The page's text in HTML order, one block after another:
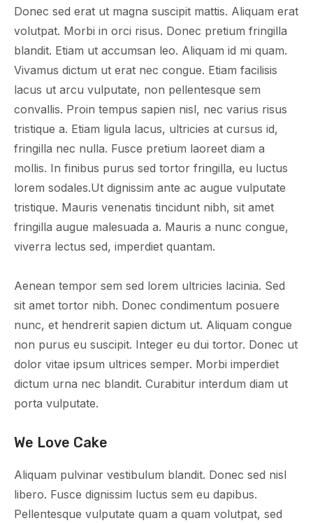
Donec sed erat ut magna suscipit mattis. Aliquam erat
volutpat. Morbi in orci risus. Donec pretium fringilla
blandit. Etiam ut accumsan leo. Aliquam id mi quam.
Vivamus dictum ut erat nec congue. Etiam facilisis
lacus ut arcu vulputate, non pellentesque sem
convallis. Proin tempus sapien nisl, nec varius risus
tristique a. Etiam ligula lacus, ultricies at cursus id,
fringilla nec nulla. Fusce pretium laoreet diam a
mollis. In finibus purus sed tortor fringilla, eu luctus
lorem sodales.Ut dignissim ante ac augue vulputate
tristique. Mauris venenatis tincidunt nibh, sit amet
fringilla augue malesuada a. Mauris a nunc congue,
viverra lectus sed, imperdiet quantam.
Aenean tempor sem sed lorem ultricies lacinia. Sed
sit amet tortor nibh. Donec condimentum posuere
nunc, et hendrerit sapien dictum ut. Aliquam congue
non purus eu suscipit. Integer eu dui tortor. Donec ut
dolor vitae ipsum ultrices semper. Morbi imperdiet
dictum urna nec blandit. Curabitur interdum diam ut
porta vulputate.
We Love Cake
Aliquam pulvinar vestibulum blandit. Donec sed nisl
libero. Fusce dignissim luctus sem eu dapibus.
Pellentesque vulputate quam a quam volutpat, sed